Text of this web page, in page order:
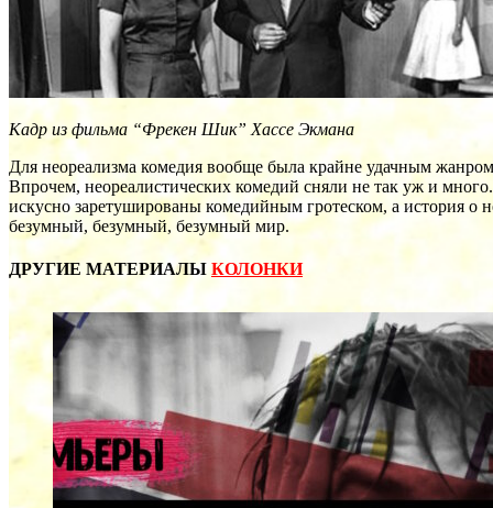
Кадр из фильма “Фрекен Шик” Хассе Экмана
Для неореализма комедия вообще была крайне удачным
Впрочем, неореалистических комедий сняли не так уж и
искусно заретушированы комедийным гротеском, а история о
безумный, безумный, безумный мир.
ДРУГИЕ МАТЕРИАЛЫ КОЛОНКИ